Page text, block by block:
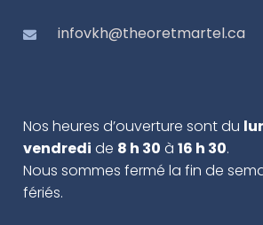
infovkh@theoretmartel.ca
Nos heures d’ouverture sont du
vendredi de 8 h 30 à 16 h 30.
Nous sommes fermé la fin de
fériés.